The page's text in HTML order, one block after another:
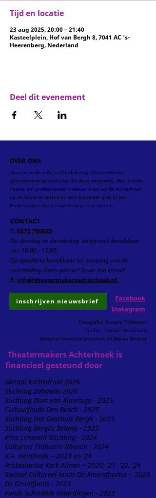
Tijd en locatie
23 aug 2025, 20:00 – 21:40
Kasteelplein, Hof van Bergh 8, 7041 AC 's-
Heerenberg, Nederland
Deel dit evenement
OVER ONS
Theatermakers Achterhoek brengt locatietheater
geïnspireerd op verhalen uit deze omgeving. Het is onze
missie om professioneel theater in en uit de Achterhoek
op de kaart te zetten en een blijvende plek in het
Nederlandse theaterlandschap in te nemen.
CONTACT
T: 0575 760025
Op dinsdag en donderdag telefonischbereikbaar
van 10:00 - 15:00.
Op speeldata bereikbaar tot aanvang van de
voorstelling. Geen gehoor? Stuur een e-mail!
E: info@theatermakersachterhoek.nl
Facebook
Instagram
inschrijven nieuwsbrief
Fotografie: Vincent Tollenaar
Trailer: Mendel Hardeman
Website: Hanneke Huurnink en Manja Bedner
Theatermakers Achterhoek is
financieel gesteund door
Metaal Kathedraal 2026
Stichting Zabawas 2026
Stichting Dom van Almenum - 2025
Cultuurfonds Den Bosch - 2025
Stichting Het Gasthuis Bergh - 2025
Stichting Berghs Belang - 2025
Frits Lensveld Stichting - 2024
Cultureel Platvorm Rhenen - 2024
K.F. Heinfonds – 2023 en ‘24
Protestantse Kerk Almen – 2020, ’21, ’22, ‘24
Sociaal Cultureel-fonds De Amersfoortse – 2023
De Grootfonds - 2023
Fonds Schiedam Vlaardingen - 2023